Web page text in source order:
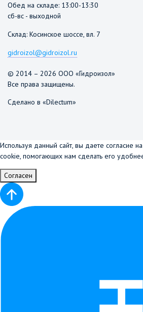
Обед на складе: 13:00-13:30
сб-вс - выходной
Склад: Косинское шоссе, вл. 7
gidroizol@gidroizol.ru
© 2014 – 2026 ООО «Гидроизол»
Все права защищены.
Сделано в «Dilectum»
Используя данный сайт, вы даете согласие
cookie, помогающих нам сделать его
Согласен